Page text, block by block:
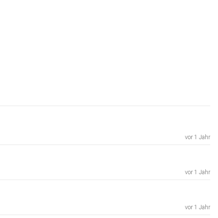
vor 1 Jahr
vor 1 Jahr
vor 1 Jahr